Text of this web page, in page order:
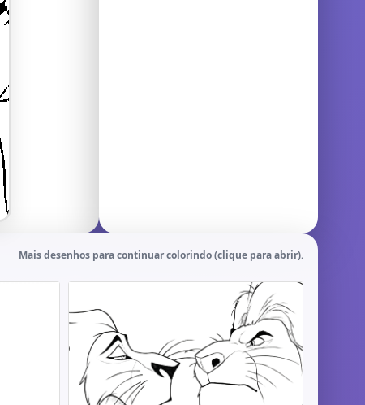
Mais desenhos para continuar colorindo (clique para abrir).